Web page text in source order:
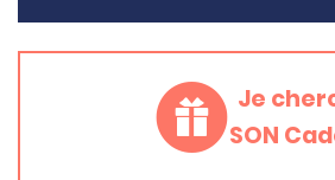
Je
SON